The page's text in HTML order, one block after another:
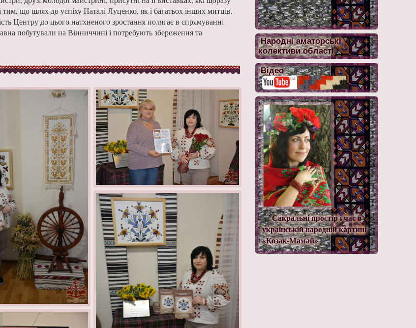
Народні аматорські
колективи області
Відео
Сакральні простір і час в
українській народній картині
«Козак-Мамай»
що шлях до успіху Наталі Луценко, як і багатьох інших митців,
Центру до цього натхненого зростання полягає в спрямуванні
побутували на Вінниччині і потребують збереження та